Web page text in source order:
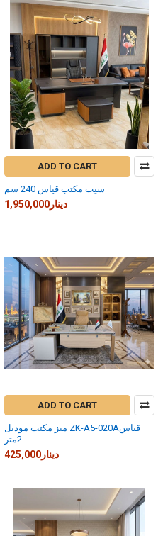
ADD TO CART
سيت مكتب قياس 240 سم
1,950,000دينار
ADD TO CART
ميز مكتب موديل ZK-A5-020Aقياس
2متر
425,000دينار